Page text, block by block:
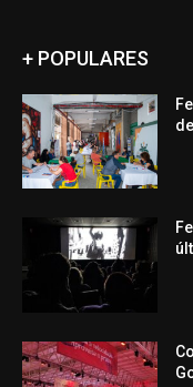
+ POPULARES